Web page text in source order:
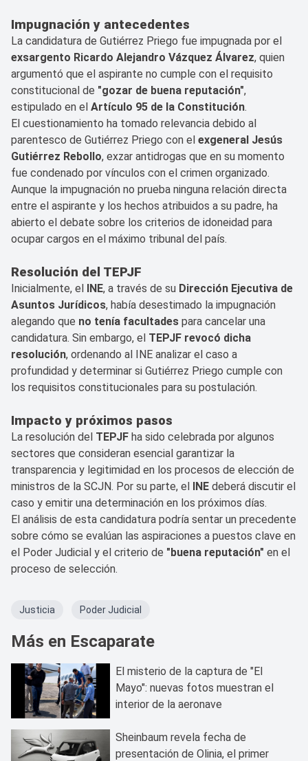
Impugnación y antecedentes
La candidatura de Gutiérrez Priego fue impugnada por el
exsargento Ricardo Alejandro Vázquez Álvarez, quien
argumentó que el aspirante no cumple con el requisito
constitucional de "gozar de buena reputación",
estipulado en el Artículo 95 de la Constitución.
El cuestionamiento ha tomado relevancia debido al
parentesco de Gutiérrez Priego con el exgeneral Jesús
Gutiérrez Rebollo, exzar antidrogas que en su momento
fue condenado por vínculos con el crimen organizado.
Aunque la impugnación no prueba ninguna relación directa
entre el aspirante y los hechos atribuidos a su padre, ha
abierto el debate sobre los criterios de idoneidad para
ocupar cargos en el máximo tribunal del país.
Resolución del TEPJF
Inicialmente, el INE, a través de su Dirección Ejecutiva de
Asuntos Jurídicos, había desestimado la impugnación
alegando que no tenía facultades para cancelar una
candidatura. Sin embargo, el TEPJF revocó dicha
resolución, ordenando al INE analizar el caso a
profundidad y determinar si Gutiérrez Priego cumple con
los requisitos constitucionales para su postulación.
Impacto y próximos pasos
La resolución del TEPJF ha sido celebrada por algunos
sectores que consideran esencial garantizar la
transparencia y legitimidad en los procesos de elección de
ministros de la SCJN. Por su parte, el INE deberá discutir el
caso y emitir una determinación en los próximos días.
El análisis de esta candidatura podría sentar un precedente
sobre cómo se evalúan las aspiraciones a puestos clave en
el Poder Judicial y el criterio de "buena reputación" en el
proceso de selección.
Justicia Poder Judicial
Más en Escaparate
El misterio de la captura de "El
Mayo": nuevas fotos muestran el
interior de la aeronave
Sheinbaum revela fecha de
presentación de Olinia, el primer